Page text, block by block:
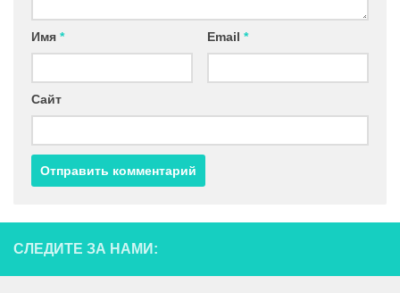
Имя * Email *
Сайт
СЛЕДИТЕ ЗА НАМИ: